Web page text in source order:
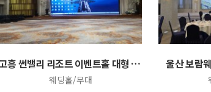
고흥 썬밸리 리조트 이벤트홀 대형 LED디스플레이 설치
웨딩홀/무대
울산 보람